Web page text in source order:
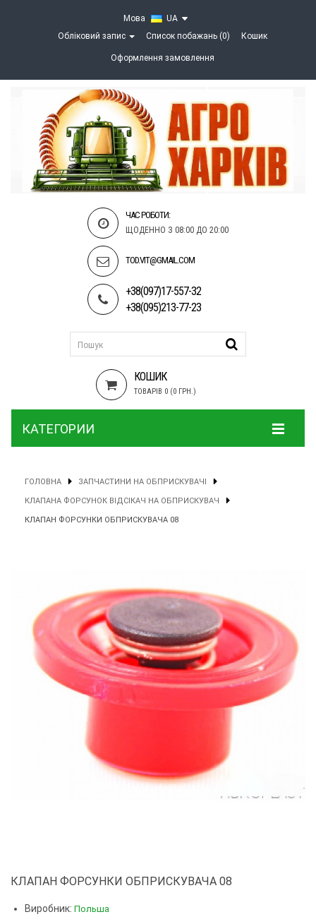
Мова
UA
Обліковий запис
Список побажань (0) Кошик
Оформлення замовлення
ЧАС РОБОТИ:
ЩОДЕННО З 08:00 ДО 20:00
TOD.VIT@GMAIL.COM
+38(097)17-557-32
+38(095)213-77-23
КОШИК
ТОВАРІВ 0 (0 ГРН.)
КАТЕГОРИИ
ГОЛОВНА ЗАПЧАСТИНИ НА ОБПРИСКУВАЧІ
КЛАПАНА ФОРСУНОК ВІДСІКАЧ НА ОБПРИСКУВАЧ
КЛАПАН ФОРСУНКИ ОБПРИСКУВАЧА 08
КЛАПАН ФОРСУНКИ ОБПРИСКУВАЧА 08
Виробник: Польша